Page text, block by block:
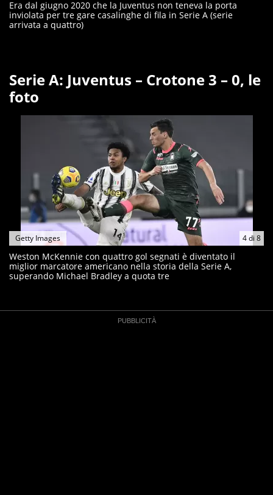
Era dal giugno 2020 che la Juventus non teneva la porta
inviolata per tre gare casalinghe di fila in Serie A (serie
arrivata a quattro)
Serie A: Juventus – Crotone 3 – 0, le
foto
4di 8
Getty Images
Weston McKennie con quattro gol segnati è diventato il
miglior marcatore americano nella storia della Serie A,
superando Michael Bradley a quota tre